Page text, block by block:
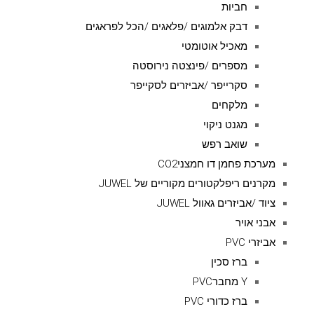
חביות
דבק אלמוגים /פלאגים /הכל לפראגים
מאכיל אוטומטי
מספרים /פינצטה נירוסטה
סקרייפר /אביזרים לסקייפר
מלקחים
מגנט ניקוי
שואב רפש
מערכת פחמן דו חמצניCO2
מקרנים ריפלקטורים מקוריים של JUWEL
ציוד /אביזרים גאוול JUWEL
אבני אויר
אביזרי PVC
ברז סכין
Y מחברPVC
ברז כדורי PVC